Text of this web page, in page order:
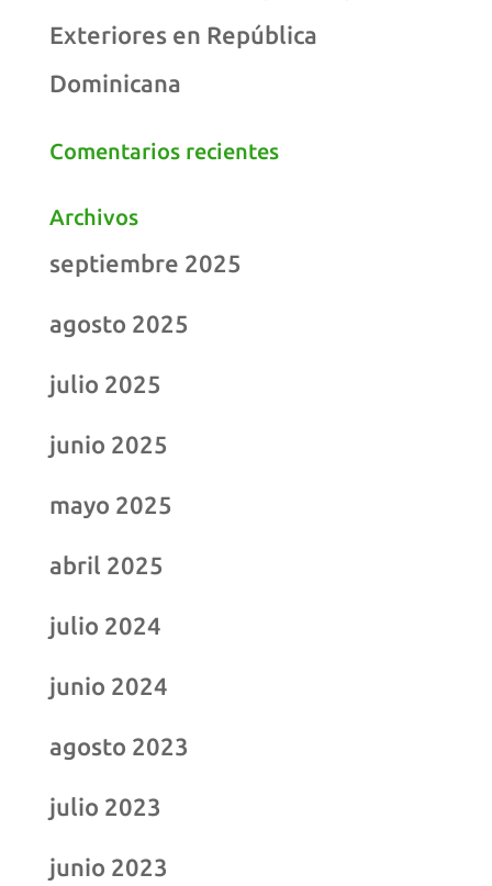
Exteriores en República
Dominicana
Comentarios recientes
Archivos
septiembre 2025
agosto 2025
julio 2025
junio 2025
mayo 2025
abril 2025
julio 2024
junio 2024
agosto 2023
julio 2023
junio 2023